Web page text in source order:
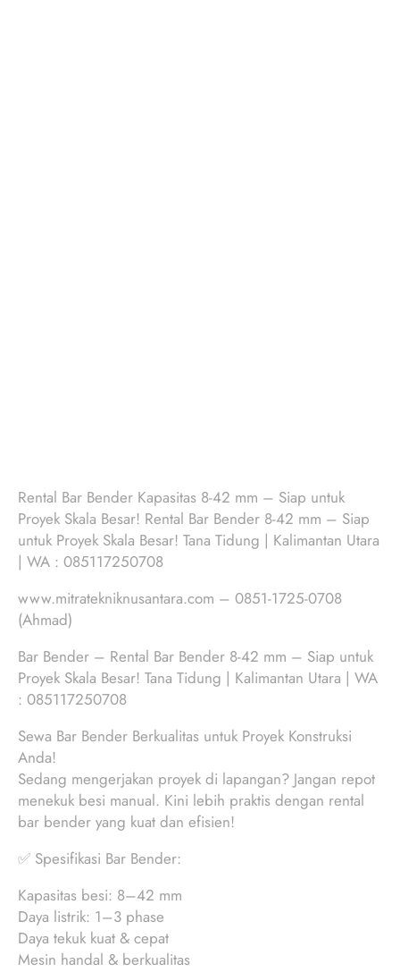
Rental Bar Bender Kapasitas 8-42 mm – Siap untuk
Proyek Skala Besar! Rental Bar Bender 8-42 mm – Siap
untuk Proyek Skala Besar! Tana Tidung | Kalimantan Utara
| WA : 085117250708
www.mitratekniknusantara.com – 0851-1725-0708
(Ahmad)
Bar Bender – Rental Bar Bender 8-42 mm – Siap untuk
Proyek Skala Besar! Tana Tidung | Kalimantan Utara | WA
: 085117250708
Sewa Bar Bender Berkualitas untuk Proyek Konstruksi
Anda!
Sedang mengerjakan proyek di lapangan? Jangan repot
menekuk besi manual. Kini lebih praktis dengan rental
bar bender yang kuat dan efisien!
✅ Spesifikasi Bar Bender:
Kapasitas besi: 8–42 mm
Daya listrik: 1–3 phase
Daya tekuk kuat & cepat
Mesin handal & berkualitas